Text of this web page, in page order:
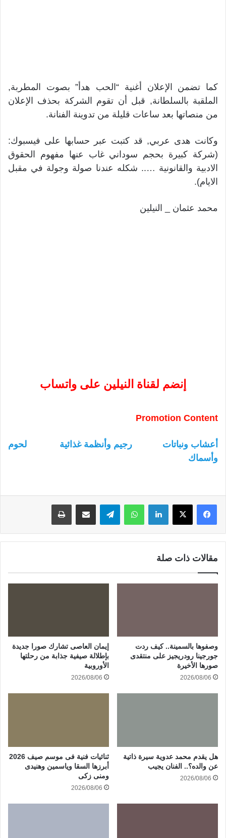
كما تضمن الإعلان أغنية “الحب هدأ” بصوت المطربة,
الملقبة بالسلطانة, قبل أن تقوم الشركة بحذف الإعلان
من منصاتها بعد ساعات قليلة من تدوينة الفنانة.
وكانت هدى عربي, قد كتبت عبر حسابها على فيسبوك:
(شركة كبيرة بحجم سوداني غاب عنها مفهوم الحقوق
الادبية والقانونية ….. شكله عندنا صولة وجولة في مقبل
الايام).
محمد عثمان _ النيلين
إنضم لقناة النيلين على واتساب
Promotion Content
أعشاب ونباتات رجيم وأنظمة غذائية
لحوم
وأسماك
لينكدإن واتساب
مقالات ذات صلة
وصفوها بالسمينة.. كيف ردت
جورجينا رودريجيز على منتقدى
صورها الأخيرة
2026/08/06
إيمان العاصى تشارك صورا جديدة
بإطلالة صيفية جذابة من رحلتها
الأوروبية
2026/08/06
هل يقدم محمد عدوية سيرة ذاتية
عن والده؟.. الفنان يجيب
2026/08/06
ثنائيات فنية فى موسم صيف 2026
أبرزها السقا وياسمين وهنيدى
ومنى زكى
2026/08/06